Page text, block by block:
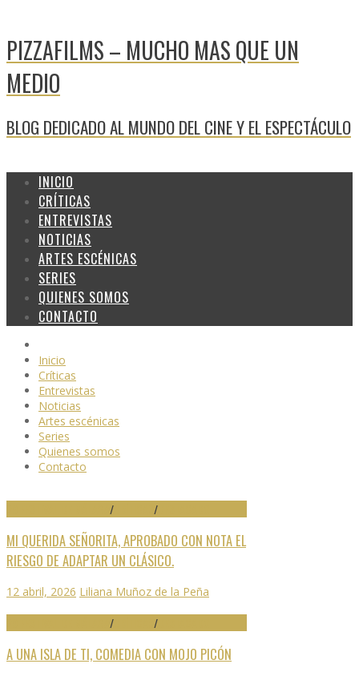
PIZZAFILMS – MUCHO MAS QUE UN
MEDIO
BLOG DEDICADO AL MUNDO DEL CINE Y EL ESPECTÁCULO
INICIO
CRÍTICAS
ENTREVISTAS
NOTICIAS
ARTES ESCÉNICAS
SERIES
QUIENES SOMOS
CONTACTO
Inicio
Críticas
Entrevistas
Noticias
Artes escénicas
Series
Quienes somos
Contacto
/ /
MI QUERIDA SEÑORITA, APROBADO CON NOTA EL
RIESGO DE ADAPTAR UN CLÁSICO.
12 abril, 2026 Liliana Muñoz de la Peña
/ /
A UNA ISLA DE TI, COMEDIA CON MOJO PICÓN